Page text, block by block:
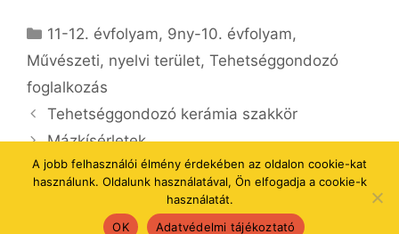
Kategória
11-12. évfolyam, 9ny-10. évfolyam,
Művészeti, nyelvi terület, Tehetséggondozó
foglalkozás
Tehetséggondozó kerámia szakkör
Mázkísérletek
© 2026 Szakkörök• KészültGeneratePress
A jobb felhasználói élmény érdekében az oldalon cookie-kat
használunk. Oldalunk használatával, Ön elfogadja a cookie-k
használatát.
OK
Adatvédelmi tájékoztató